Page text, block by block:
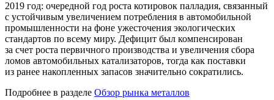
2019 год: очередной год роста котировок палладия, связанный
с устойчивым увеличением потребления в автомобильной
промышленности на фоне ужесточения экологических
стандартов по всему миру. Дефицит был компенсирован
за счет роста первичного производства и увеличения сбора
ломов автомобильных катализаторов, тогда как поставки
из ранее накопленных запасов значительно сократились.
Подробнее в разделе Обзор рынка металлов